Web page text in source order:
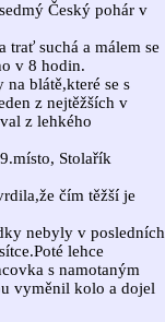
Český pohár v
suchá a málem se
v 8 hodin.
blátě,které se s
z nejtěžších v
z lehkého
Stolařík
čím těžší je
nebyly v posledních
lehce
s namotaným
vyměnil kolo a dojel